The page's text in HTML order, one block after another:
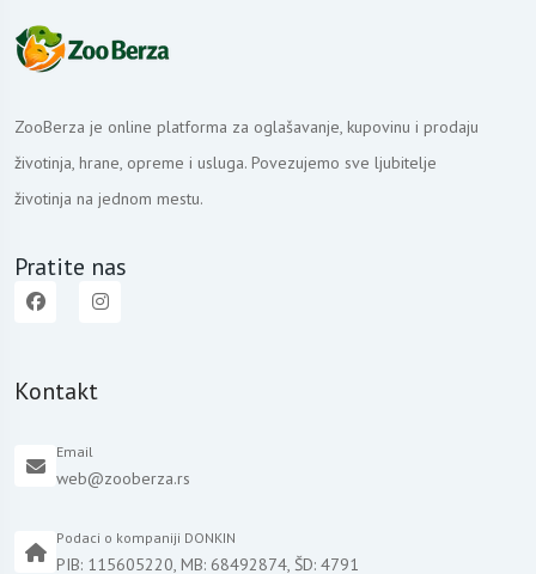
ZooBerza je online platforma za oglašavanje, kupovinu i prodaju
životinja, hrane, opreme i usluga. Povezujemo sve ljubitelje
životinja na jednom mestu.
Pratite nas
Kontakt
Email
web@zooberza.rs
Podaci o kompaniji DONKIN
PIB: 115605220, MB: 68492874, ŠD: 4791